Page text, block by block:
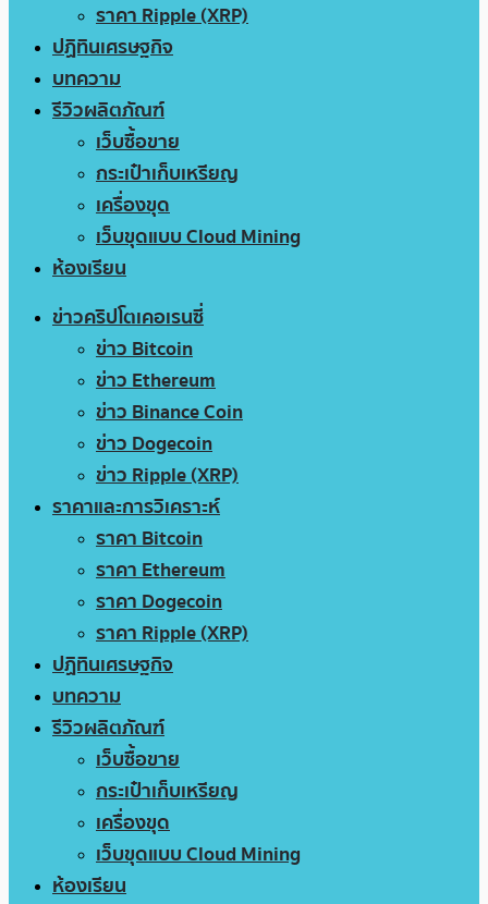
ราคา Ripple (XRP)
ปฏิทินเศรษฐกิจ
บทความ
รีวิวผลิตภัณฑ์
เว็บซื้อขาย
กระเป๋าเก็บเหรียญ
เครื่องขุด
เว็บขุดแบบ Cloud Mining
ห้องเรียน
ข่าวคริปโตเคอเรนซี่
ข่าว Bitcoin
ข่าว Ethereum
ข่าว Binance Coin
ข่าว Dogecoin
ข่าว Ripple (XRP)
ราคาและการวิเคราะห์
ราคา Bitcoin
ราคา Ethereum
ราคา Dogecoin
ราคา Ripple (XRP)
ปฏิทินเศรษฐกิจ
บทความ
รีวิวผลิตภัณฑ์
เว็บซื้อขาย
กระเป๋าเก็บเหรียญ
เครื่องขุด
เว็บขุดแบบ Cloud Mining
ห้องเรียน